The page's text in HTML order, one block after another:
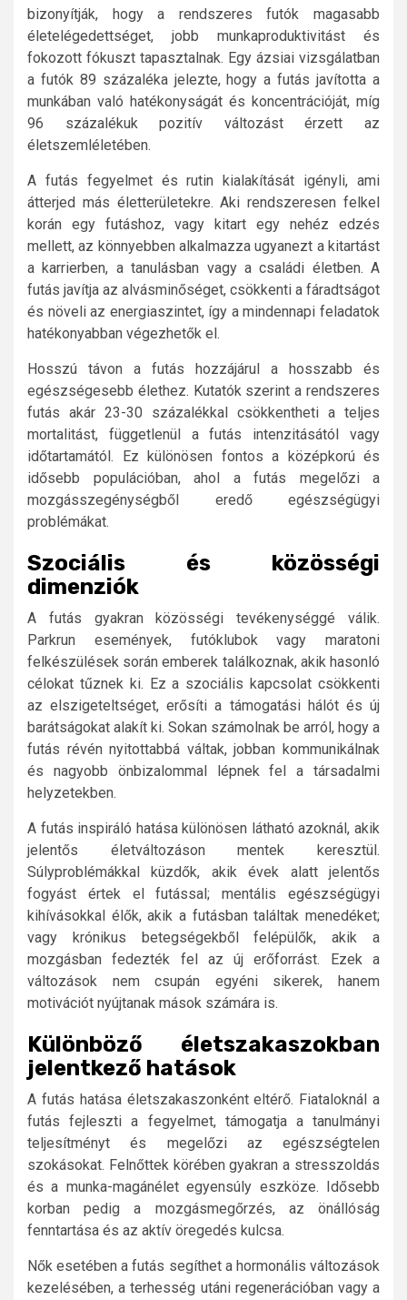
bizonyítják, hogy a rendszeres futók magasabb
életelégedettséget, jobb munkaproduktivitást és
fokozott fókuszt tapasztalnak. Egy ázsiai vizsgálatban
a futók 89 százaléka jelezte, hogy a futás javította a
munkában való hatékonyságát és koncentrációját, míg
96 százalékuk pozitív változást érzett az
életszemléletében.
A futás fegyelmet és rutin kialakítását igényli, ami
átterjed más életterületekre. Aki rendszeresen felkel
korán egy futáshoz, vagy kitart egy nehéz edzés
mellett, az könnyebben alkalmazza ugyanezt a kitartást
a karrierben, a tanulásban vagy a családi életben. A
futás javítja az alvásminőséget, csökkenti a fáradtságot
és növeli az energiaszintet, így a mindennapi feladatok
hatékonyabban végezhetők el.
Hosszú távon a futás hozzájárul a hosszabb és
egészségesebb élethez. Kutatók szerint a rendszeres
futás akár 23-30 százalékkal csökkentheti a teljes
mortalitást, függetlenül a futás intenzitásától vagy
időtartamától. Ez különösen fontos a középkorú és
idősebb populációban, ahol a futás megelőzi a
mozgásszegénységből eredő egészségügyi
problémákat.
Szociális és közösségi
dimenziók
A futás gyakran közösségi tevékenységgé válik.
Parkrun események, futóklubok vagy maratoni
felkészülések során emberek találkoznak, akik hasonló
célokat tűznek ki. Ez a szociális kapcsolat csökkenti
az elszigeteltséget, erősíti a támogatási hálót és új
barátságokat alakít ki. Sokan számolnak be arról, hogy a
futás révén nyitottabbá váltak, jobban kommunikálnak
és nagyobb önbizalommal lépnek fel a társadalmi
helyzetekben.
A futás inspiráló hatása különösen látható azoknál, akik
jelentős életváltozáson mentek keresztül.
Súlyproblémákkal küzdők, akik évek alatt jelentős
fogyást értek el futással; mentális egészségügyi
kihívásokkal élők, akik a futásban találtak menedéket;
vagy krónikus betegségekből felépülők, akik a
mozgásban fedezték fel az új erőforrást. Ezek a
változások nem csupán egyéni sikerek, hanem
motivációt nyújtanak mások számára is.
Különböző életszakaszokban
jelentkező hatások
A futás hatása életszakaszonként eltérő. Fiataloknál a
futás fejleszti a fegyelmet, támogatja a tanulmányi
teljesítményt és megelőzi az egészségtelen
szokásokat. Felnőttek körében gyakran a stresszoldás
és a munka-magánélet egyensúly eszköze. Idősebb
korban pedig a mozgásmegőrzés, az önállóság
fenntartása és az aktív öregedés kulcsa.
Nők esetében a futás segíthet a hormonális változások
kezelésében, a terhesség utáni regenerációban vagy a